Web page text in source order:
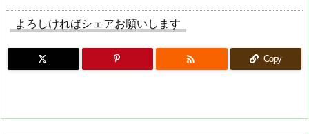
よろしければシェアお願いします
 Copy